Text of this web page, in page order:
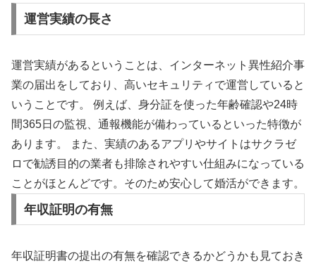
運営実績の長さ
運営実績があるということは、インターネット異性紹介事
業の届出をしており、高いセキュリティで運営していると
いうことです。 例えば、身分証を使った年齢確認や24時
間365日の監視、通報機能が備わっているといった特徴が
あります。 また、実績のあるアプリやサイトはサクラゼ
ロで勧誘目的の業者も排除されやすい仕組みになっている
ことがほとんどです。そのため安心して婚活ができます。
年収証明の有無
年収証明書の提出の有無を確認できるかどうかも見ておき